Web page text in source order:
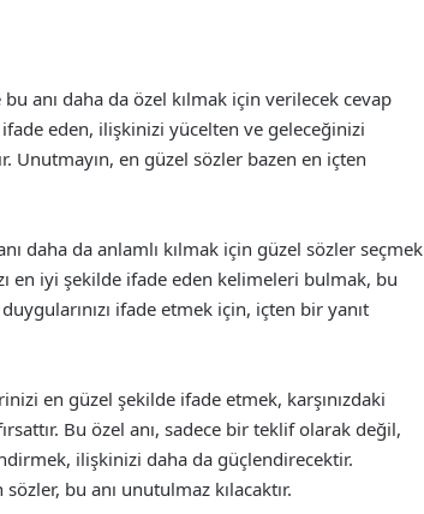
anı daha da özel kılmak için verilecek cevap
eden, ilişkinizi yücelten ve geleceğinizi
Unutmayın, en güzel sözler bazen en içten
daha da anlamlı kılmak için güzel sözler seçmek
en iyi şekilde ifade eden kelimeleri bulmak, bu
ifade etmek için, içten bir yanıt
en güzel şekilde ifade etmek, karşınızdaki
Bu özel anı, sadece bir teklif olarak değil,
ilişkinizi daha da güçlendirecektir.
sözler, bu anı unutulmaz kılacaktır.